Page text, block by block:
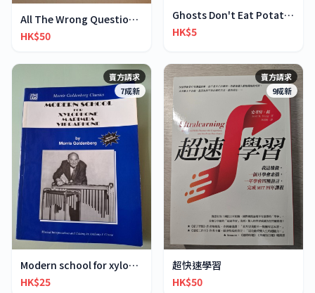
All The Wrong Questions 2: "When Did You See Her L
HK$50
Ghosts Don't Eat Potato Chips
HK$5
賣方請求
7成新
Modern school for xylophone marimba vibraphone
HK$25
賣方請求
9成新
超快速學習
HK$50